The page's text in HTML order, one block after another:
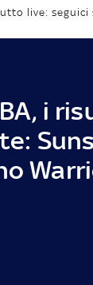
live: seguici
i